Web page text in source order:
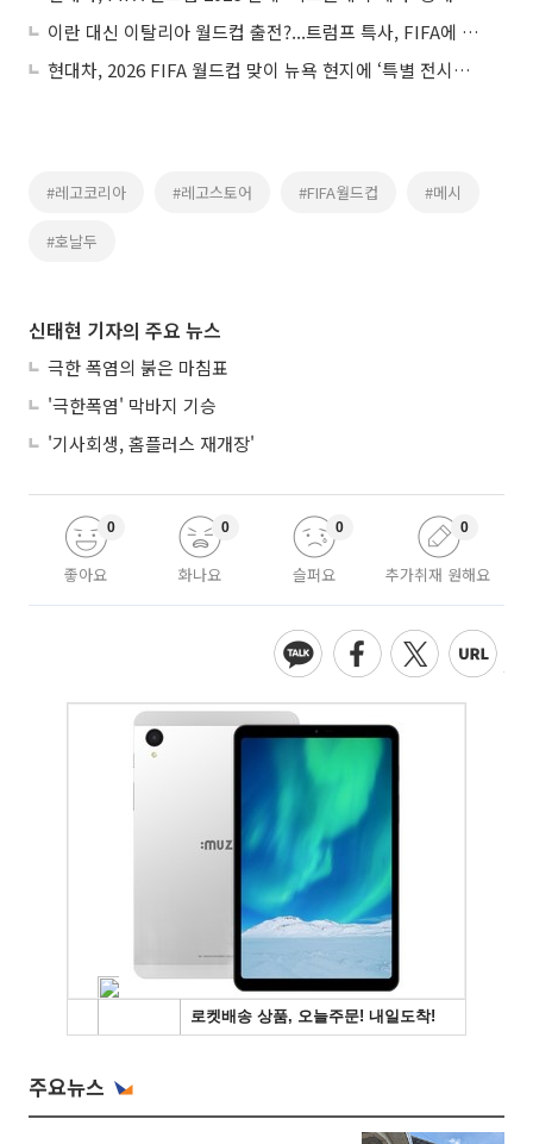
이란 대신 이탈리아 월드컵 출전?...트럼프 특사, FIFA에 제안
현대차, 2026 FIFA 월드컵 맞이 뉴욕 현지에 ‘특별 전시관’ 연다
#레고코리아 #레고스토어 #FIFA월드컵 #메시
#호날두
신태현 기자의 주요 뉴스
극한 폭염의 붉은 마침표
'극한폭염' 막바지 기승
'기사회생, 홈플러스 재개장'
좋아요
0
화나요
0
슬퍼요
0
추가취재 원해요
0
주요뉴스